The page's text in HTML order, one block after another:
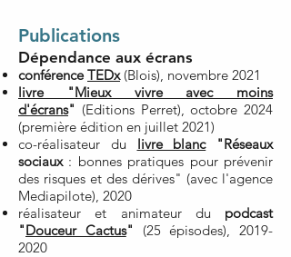
Publications
Dépendance aux écrans
conférenceTEDx(Blois), novembre 2021
livre "Mieux vivre avec moins
d'écrans" (Editions Perret), octobre 2024
(première édition en juillet 2021)
co-réalisateur du livre blanc"Réseaux
sociaux : bonnes pratiques pour prévenir
des risques et des dérives" (avec l'agence
Mediapilote), 2020
réalisateur et animateur du podcast
"Douceur Cactus" (25 épisodes), 2019-
2020